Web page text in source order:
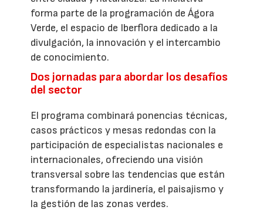
forma parte de la programación de Ágora
Verde, el espacio de Iberflora dedicado a la
divulgación, la innovación y el intercambio
de conocimiento.
Dos jornadas para abordar los desafíos
del sector
El programa combinará ponencias técnicas,
casos prácticos y mesas redondas con la
participación de especialistas nacionales e
internacionales, ofreciendo una visión
transversal sobre las tendencias que están
transformando la jardinería, el paisajismo y
la gestión de las zonas verdes.